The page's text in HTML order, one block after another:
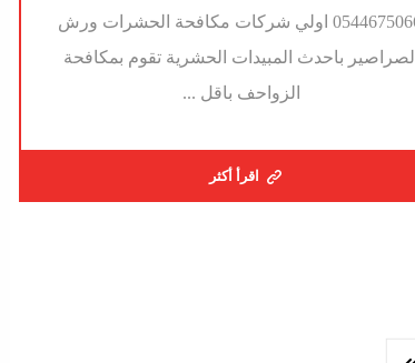
|0544675066 اولي شركات مكافحة الحشرات ورش
الصراصير باحدث المبيدات الحشرية تقوم بمكافحة
الزواحف باقل ...
اقرأ أكثر